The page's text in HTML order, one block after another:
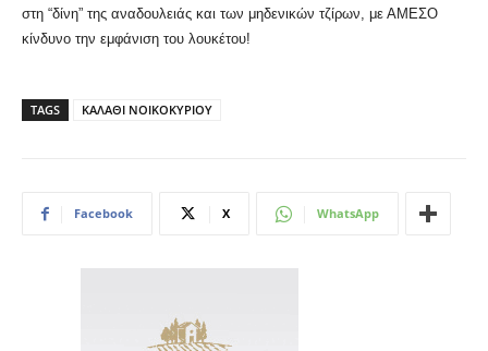
στη “δίνη” της αναδουλειάς και των μηδενικών τζίρων, με ΑΜΕΣΟ
κίνδυνο την εμφάνιση του λουκέτου!
TAGS ΚΑΛΑΘΙ ΝΟΙΚΟΚΥΡΙΟΥ
Facebook X WhatsApp